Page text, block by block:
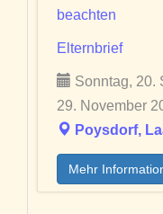
beachten
Elternbrief
Sonntag, 20.
29. November
Poysdorf,
Mehr